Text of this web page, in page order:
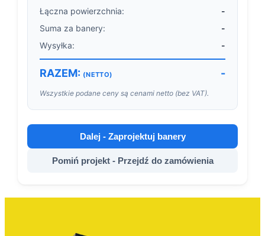
Łączna powierzchnia:
-
Suma za banery:
-
Wysyłka:
-
RAZEM: (NETTO) -
Wszystkie podane ceny są cenami netto (bez VAT).
Dalej - Zaprojektuj banery
Pomiń projekt - Przejdź do zamówienia